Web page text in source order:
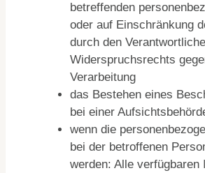
betreffenden
oder auf Einschränkung
durch den
Widerspruchsrechts
Verarbeitung
das Bestehen eines
bei einer
wenn die
bei der betroffenen
werden: Alle verfügbaren